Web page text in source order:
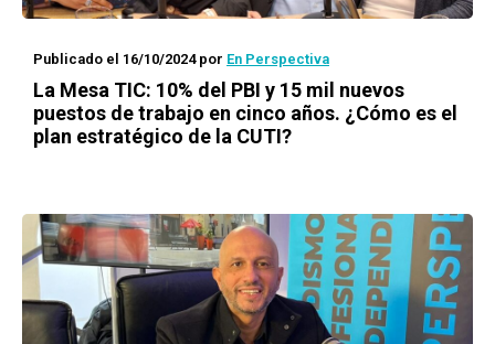
Publicado el 16/10/2024por En Perspectiva
La Mesa TIC: 10% del PBI y 15 mil nuevos
puestos de trabajo en cinco años. ¿Cómo es el
plan estratégico de la CUTI?